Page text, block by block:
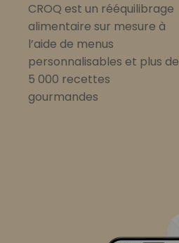
CROQ est un rééquilibrage
alimentaire sur mesure à
l’aide de menus
personnalisables et plus de
5 000 recettes
gourmandes